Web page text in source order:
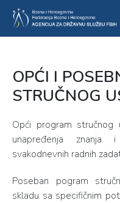
OPĆI I
STRUČNOG
Opći program stručnog
unapređenja znanja
svakodnevnih radnih
Poseban pogram
skladu sa specifičnim